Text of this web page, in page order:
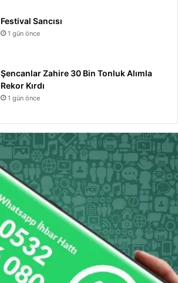
Festival Sancısı
1 gün önce
Şencanlar Zahire 30 Bin Tonluk Alımla
Rekor Kırdı
1 gün önce